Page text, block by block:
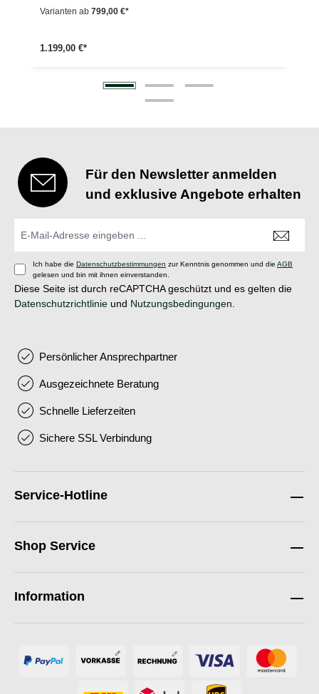
Varianten ab 799,00 €*
1.199,00 €*
Für den Newsletter anmelden
und exklusive Angebote erhalten
Ich habe die Datenschutzbestimmungen zur Kenntnis genommen und die AGB
gelesen und bin mit ihnen einverstanden.
Diese Seite ist durch reCAPTCHA geschützt und es gelten die
Datenschutzrichtlinie und Nutzungsbedingungen
Persönlicher Ansprechpartner
Ausgezeichnete Beratung
Schnelle Lieferzeiten
Sichere SSL Verbindung
Service-Hotline
Shop Service
Information